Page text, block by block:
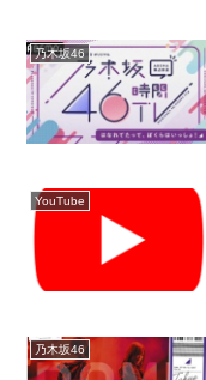
乃木坂46
YouTube
乃木坂46